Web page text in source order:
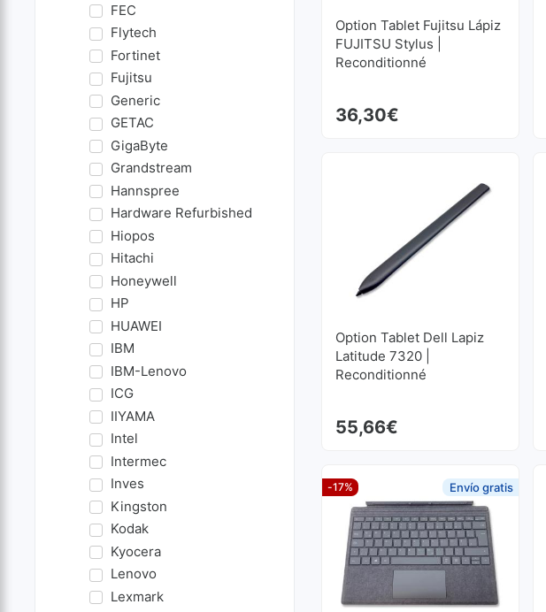
FEC
Flytech
Fortinet
Fujitsu
Generic
GETAC
GigaByte
Grandstream
Hannspree
Hardware Refurbished
Hiopos
Hitachi
Honeywell
HP
HUAWEI
IBM
IBM-Lenovo
ICG
IIYAMA
Intel
Intermec
Inves
Kingston
Kodak
Kyocera
Lenovo
Lexmark
Option Tablet Fujitsu Lápiz
FUJITSU Stylus |
Reconditionné
36,30€
Option Tablet Dell Lapiz
Latitude 7320 |
Reconditionné
55,66€
-17% Envío gratis